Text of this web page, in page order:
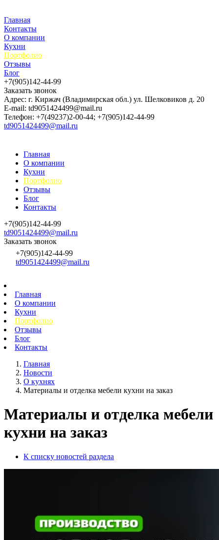
Главная
Контакты
О компании
Кухни
Портфолио
Отзывы
Блог
+7(905)142-44-99
Заказать звонок
Адрес: г. Киржач (Владимирская обл.) ул. Шелковиков д. 20
E-mail: td9051424499@mail.ru
Телефон: +7(49237)2-00-44; +7(905)142-44-99
td9051424499@mail.ru
Главная
О компании
Кухни
Портфолио
Отзывы
Блог
Контакты
+7(905)142-44-99
td9051424499@mail.ru
Заказать звонок
+7(905)142-44-99
td9051424499@mail.ru
Главная
О компании
Кухни
Портфолио
Отзывы
Блог
Контакты
Главная
Новости
О кухнях
Материалы и отделка мебели кухни на заказ
Материалы и отделка мебели
кухни на заказ
К списку новостей раздела